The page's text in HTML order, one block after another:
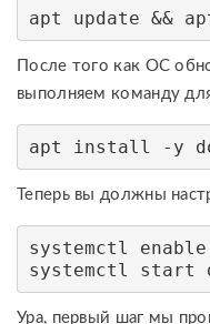
apt update &&
После того как ОС
выполняем команду
apt install -y
Теперь вы должны
systemctl
systemctl start
Ура, первый шаг мы